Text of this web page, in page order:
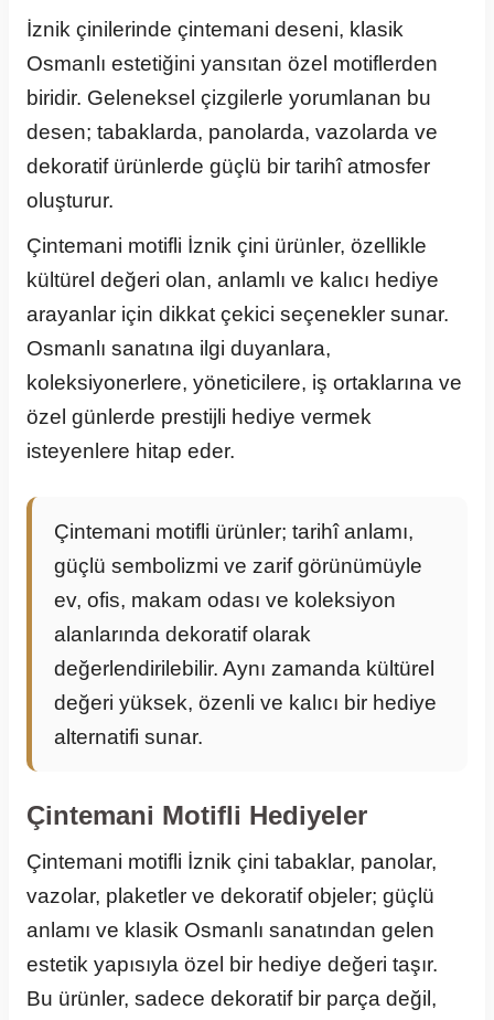
İznik çinilerinde çintemani deseni, klasik
Osmanlı estetiğini yansıtan özel motiflerden
biridir. Geleneksel çizgilerle yorumlanan bu
desen; tabaklarda, panolarda, vazolarda ve
dekoratif ürünlerde güçlü bir tarihî atmosfer
oluşturur.
Çintemani motifli İznik çini ürünler, özellikle
kültürel değeri olan, anlamlı ve kalıcı hediye
arayanlar için dikkat çekici seçenekler sunar.
Osmanlı sanatına ilgi duyanlara,
koleksiyonerlere, yöneticilere, iş ortaklarına ve
özel günlerde prestijli hediye vermek
isteyenlere hitap eder.
Çintemani motifli ürünler; tarihî anlamı,
güçlü sembolizmi ve zarif görünümüyle
ev, ofis, makam odası ve koleksiyon
alanlarında dekoratif olarak
değerlendirilebilir. Aynı zamanda kültürel
değeri yüksek, özenli ve kalıcı bir hediye
alternatifi sunar.
Çintemani Motifli Hediyeler
Çintemani motifli İznik çini tabaklar, panolar,
vazolar, plaketler ve dekoratif objeler; güçlü
anlamı ve klasik Osmanlı sanatından gelen
estetik yapısıyla özel bir hediye değeri taşır.
Bu ürünler, sadece dekoratif bir parça değil,